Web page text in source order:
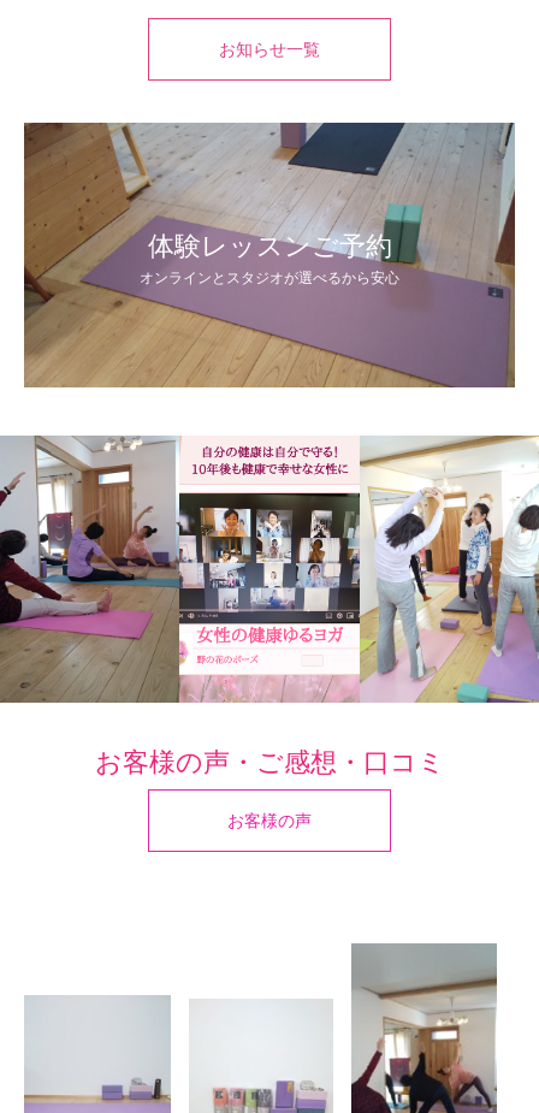
お知らせ一覧
体験レッスンご予約
オンラインとスタジオが選べるから安心
お客様の声・ご感想・口コミ
お客様の声